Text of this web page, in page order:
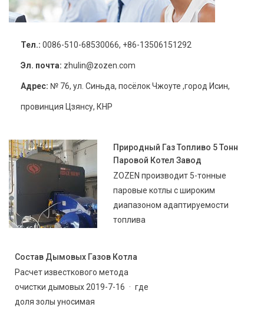
Тел.: 0086-510-68530066, +86-13506151292
Эл. почта: zhulin@zozen.com
Адрес: № 76, ул. Синьда, посёлок Чжоуте ,город Исин,
провинция Цзянсу, КНР
Природный Газ Топливо 5 Тонн
Паровой Котел Завод
ZOZEN производит 5-тонные
паровые котлы с широким
диапазоном адаптируемости
топлива
Состав Дымовых Газов Котла
Расчет известкового метода
очистки дымовых 2019-7-16 · где
доля золы уносимая